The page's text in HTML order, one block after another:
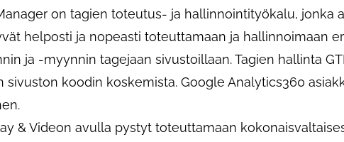
on tagien toteutus- ja hallinnointityökalu, jonka
helposti ja nopeasti toteuttamaan ja hallinnoimaan
ja -myynnin tagejaan sivustoillaan. Tagien hallinta
sivuston koodin koskemista. Google Analytics360
& Videon avulla pystyt toteuttamaan